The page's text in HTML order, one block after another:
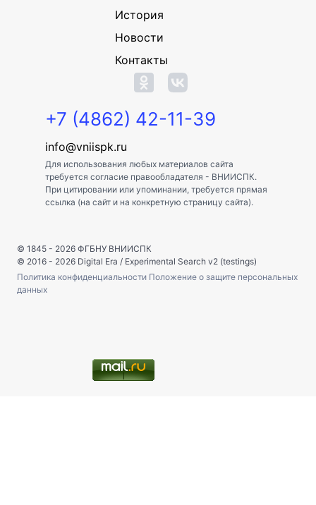
История
Новости
Контакты
+7 (4862) 42-11-39
info@vniispk.ru
Для использования любых материалов сайта
требуется согласие правообладателя - ВНИИСПК.
При цитировании или упоминании, требуется прямая
ссылка (на сайт и на конкретную страницу сайта).
© 1845 - 2026 ФГБНУ ВНИИСПК
© 2016 - 2026 Digital Era / Experimental Search v2 (testings)
Политика конфиденциальности Положение о защите персональных
данных